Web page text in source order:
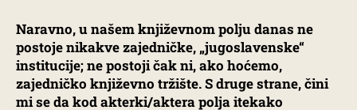
Naravno, u našem književnom polju danas ne
postoje nikakve zajedničke, „jugoslavenske“
institucije; ne postoji čak ni, ako hoćemo,
zajedničko književno tržište. S druge strane, čini
mi se da kod akterki/aktera polja itekako